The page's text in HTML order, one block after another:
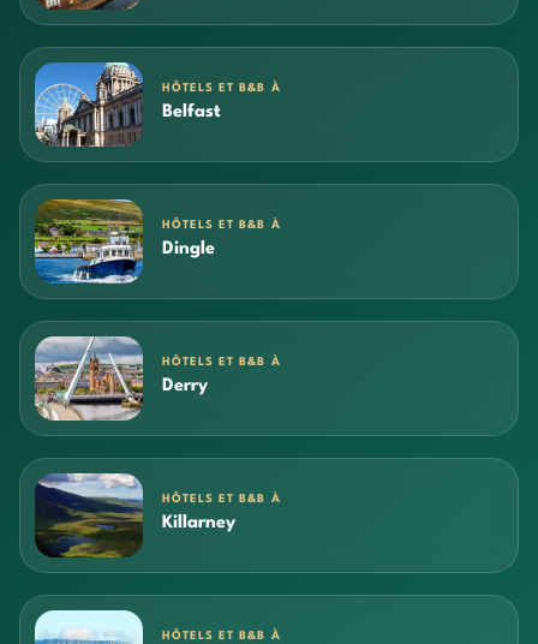
HÔTELS ET B&B À
Belfast
HÔTELS ET B&B À
Dingle
HÔTELS ET B&B À
Derry
HÔTELS ET B&B À
Killarney
HÔTELS ET B&B À